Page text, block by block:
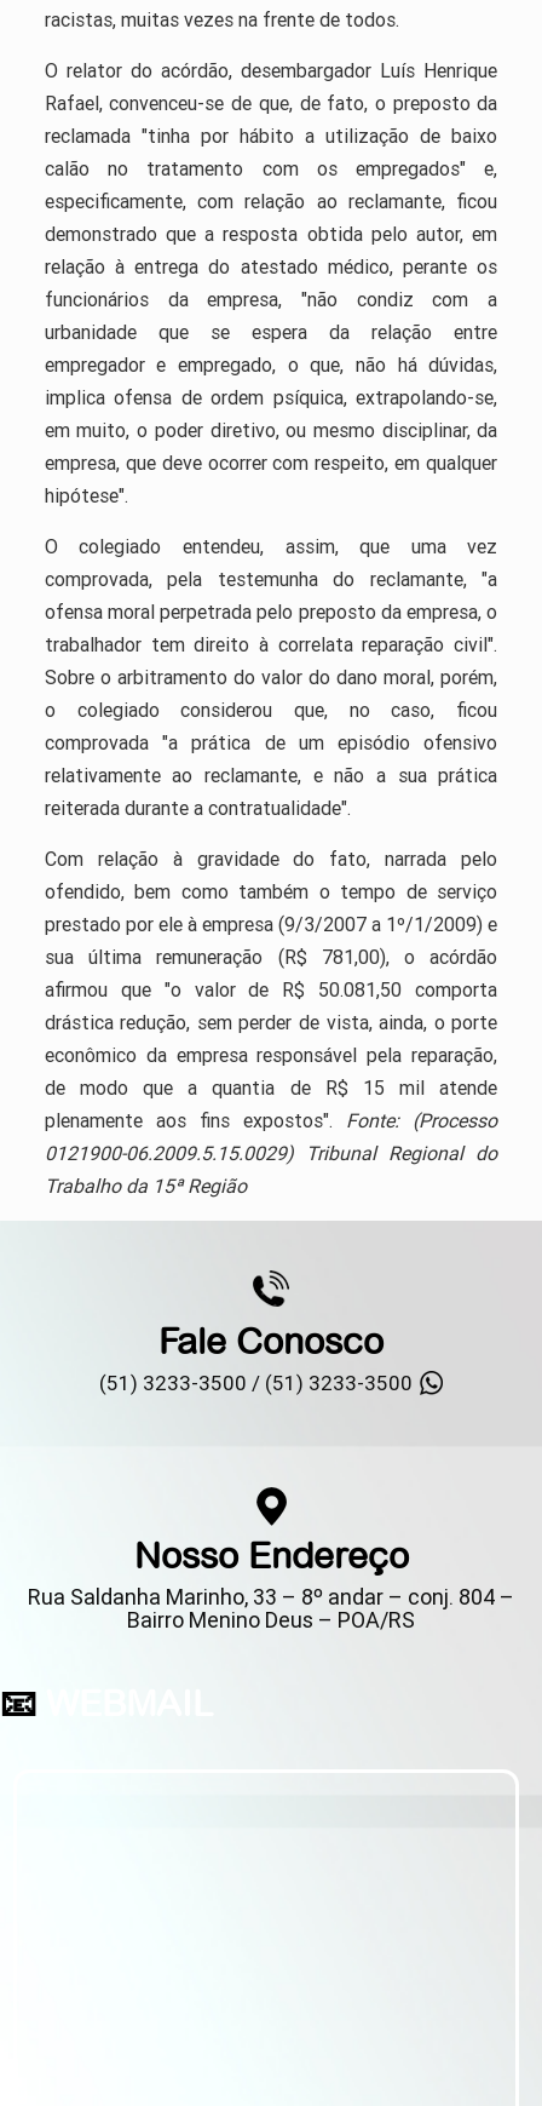
racistas, muitas vezes na frente de todos.
O relator do acórdão, desembargador Luís Henrique
Rafael, convenceu-se de que, de fato, o preposto da
reclamada "tinha por hábito a utilização de baixo
calão no tratamento com os empregados" e,
especificamente, com relação ao reclamante, ficou
demonstrado que a resposta obtida pelo autor, em
relação à entrega do atestado médico, perante os
funcionários da empresa, "não condiz com a
urbanidade que se espera da relação entre
empregador e empregado, o que, não há dúvidas,
implica ofensa de ordem psíquica, extrapolando-se,
em muito, o poder diretivo, ou mesmo disciplinar, da
empresa, que deve ocorrer com respeito, em qualquer
hipótese".
O colegiado entendeu, assim, que uma vez
comprovada, pela testemunha do reclamante, "a
ofensa moral perpetrada pelo preposto da empresa, o
trabalhador tem direito à correlata reparação civil".
Sobre o arbitramento do valor do dano moral, porém,
o colegiado considerou que, no caso, ficou
comprovada "a prática de um episódio ofensivo
relativamente ao reclamante, e não a sua prática
reiterada durante a contratualidade".
Com relação à gravidade do fato, narrada pelo
ofendido, bem como também o tempo de serviço
prestado por ele à empresa (9/3/2007 a 1º/1/2009) e
sua última remuneração (R$ 781,00), o acórdão
afirmou que "o valor de R$ 50.081,50 comporta
drástica redução, sem perder de vista, ainda, o porte
econômico da empresa responsável pela reparação,
de modo que a quantia de R$ 15 mil atende
plenamente aos fins expostos". Fonte: (Processo
0121900-06.2009.5.15.0029) Tribunal Regional do
Trabalho da 15ª Região
Fale Conosco
(51) 3233-3500 / (51) 3233-3500
Nosso Endereço
Rua Saldanha Marinho, 33 – 8º andar – conj. 804 –
Bairro Menino Deus – POA/RS
📧